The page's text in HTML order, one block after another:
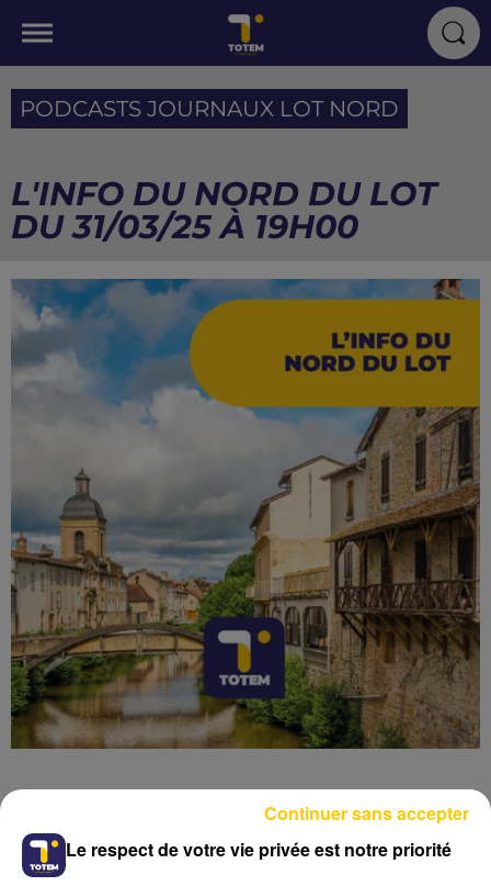
PODCASTS JOURNAUX LOT NORD
L'INFO DU NORD DU LOT
DU 31/03/25 À 19H00
Le respect de votre vie privée est notre priorité
Continuer sans accepter